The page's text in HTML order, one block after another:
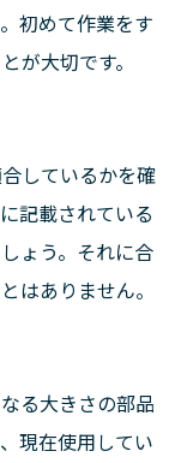
初めて作業をす
が大切です。
しているかを確
記載されている
ょう。それに合
はありません。
る大きさの部品
現在使用してい